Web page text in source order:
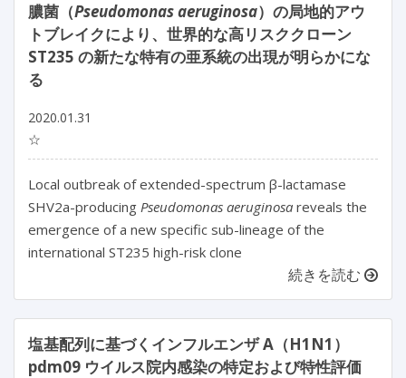
膿菌（Pseudomonas aeruginosa）の局地的アウ
トブレイクにより、世界的な高リスククローン
ST235 の新たな特有の亜系統の出現が明らかにな
る
2020.01.31
☆
Local outbreak of extended-spectrum β-lactamase
SHV2a-producing Pseudomonas aeruginosa reveals the
emergence of a new specific sub-lineage of the
international ST235 high-risk clone
続きを読む
塩基配列に基づくインフルエンザ A（H1N1）
pdm09 ウイルス院内感染の特定および特性評価